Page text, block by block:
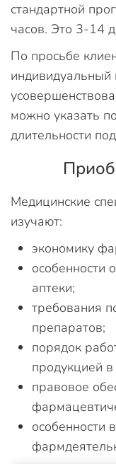
стандартной
часов. Это 3-14
По просьбе
индивидуальный
можно указать
длительности
Медицинские
изучают:
экономику
особенности
аптеки;
требования
препаратов;
порядок
продукцией в
правовое
особенности